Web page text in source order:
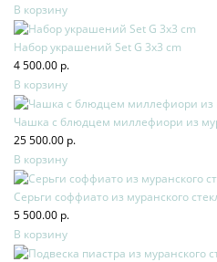
В корзину
Набор украшений Set G 3x3 cm
4 500.00 р.
В корзину
Чашка с блюдцем миллефиори из
25 500.00 р.
В корзину
Серьги соффиато из муранского
5 500.00 р.
В корзину